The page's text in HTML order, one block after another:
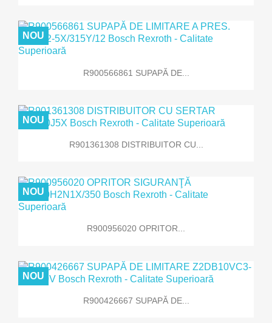
R900566861 SUPAPĂ DE...
NOU
R901361308 DISTRIBUITOR CU...
NOU
R900956020 OPRITOR...
NOU
R900426667 SUPAPĂ DE...
NOU